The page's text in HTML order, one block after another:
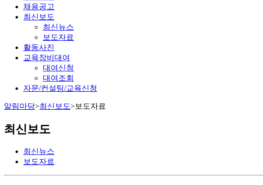
채용공고
최신보도
최신뉴스
보도자료
활동사진
교육장비대여
대여신청
대여조회
자문/컨설팅/교육신청
알림마당>최신보도>보도자료
최신보도
최신뉴스
보도자료